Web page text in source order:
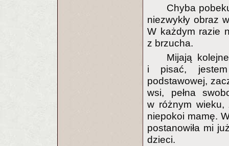
Chyba
niezwykły obraz
W każdym razie
z brzucha.
Mijają
i pisać,
podstawowej,
wsi, pełna
w różnym wieku,
niepokoi mamę.
postanowiła mi
dzieci.